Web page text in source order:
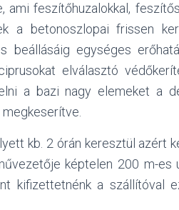
feszítőhuzalokkal,
a betonoszlopai frissen
beállásáig egységes
elválasztó
a bazi nagy elemeket a
kb. 2 órán keresztül azért
képtelen 200 m-es
kifizettetnénk a szállítóval